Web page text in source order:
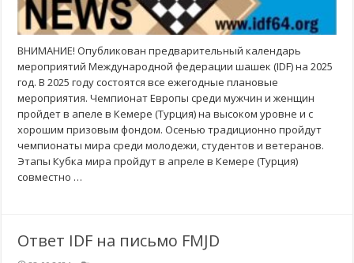
ВНИМАНИЕ! Опубликован предварительный календарь
мероприятий Международной федерации шашек (IDF) на 2025
год. В 2025 году состоятся все ежегодные плановые
мероприятия. Чемпионат Европы среди мужчин и женщин
пройдет в апеле в Кемере (Турция) на высоком уровне и с
хорошим призовым фондом. Осенью традиционно пройдут
чемпионаты мира среди молодежи, студентов и ветеранов.
Этапы Кубка мира пройдут в апреле в Кемере (Турция)
совместно …
Ответ IDF на письмо FMJD